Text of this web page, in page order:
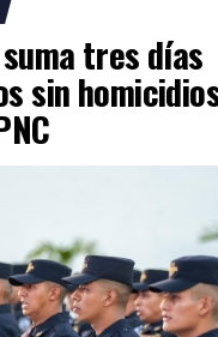
a esta estrategia
de los homicidios y
y los robos.
Nayib Bukele a la
oficiales
en los homicidios.
contabiliza 1,288
ADVERTISEMENT
tres días
sin